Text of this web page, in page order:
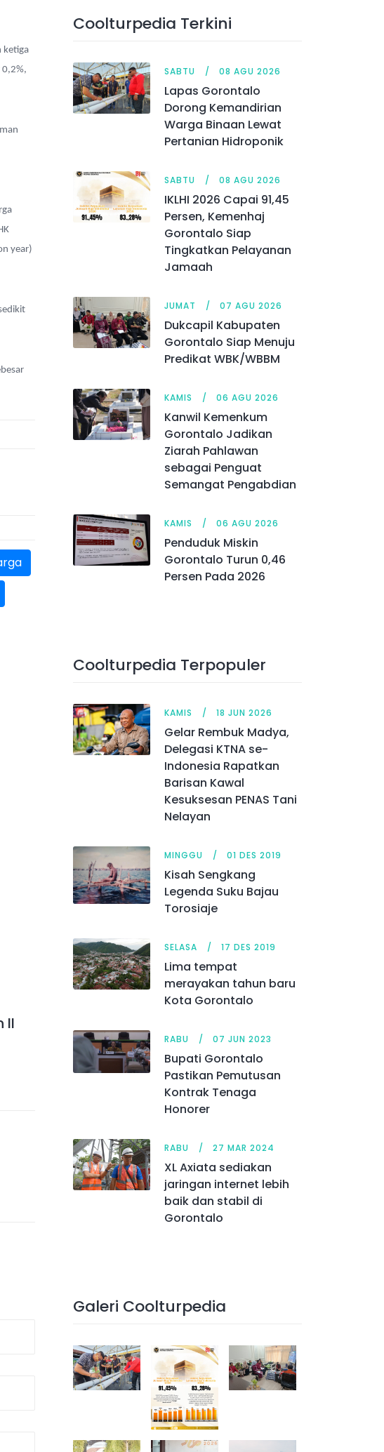
ketiga
year)
II
Coolturpedia Terkini
SABTU 08 AGU 2026
Lapas Gorontalo
Dorong Kemandirian
Warga Binaan Lewat
Pertanian Hidroponik
SABTU 08 AGU 2026
IKLHI 2026 Capai 91,45
Persen, Kemenhaj
Gorontalo Siap
Tingkatkan Pelayanan
Jamaah
JUMAT 07 AGU 2026
Dukcapil Kabupaten
Gorontalo Siap Menuju
Predikat WBK/WBBM
KAMIS 06 AGU 2026
Kanwil Kemenkum
Gorontalo Jadikan
Ziarah Pahlawan
sebagai Penguat
Semangat Pengabdian
KAMIS 06 AGU 2026
Penduduk Miskin
Gorontalo Turun 0,46
Persen Pada 2026
Coolturpedia Terpopuler
KAMIS 18 JUN 2026
Gelar Rembuk Madya,
Delegasi KTNA se-
Indonesia Rapatkan
Barisan Kawal
Kesuksesan PENAS Tani
Nelayan
MINGGU 01 DES 2019
Kisah Sengkang
Legenda Suku Bajau
Torosiaje
SELASA 17 DES 2019
Lima tempat
merayakan tahun baru
Kota Gorontalo
RABU 07 JUN 2023
Bupati Gorontalo
Pastikan Pemutusan
Kontrak Tenaga
Honorer
RABU 27 MAR 2024
XL Axiata sediakan
jaringan internet lebih
baik dan stabil di
Gorontalo
Galeri Coolturpedia